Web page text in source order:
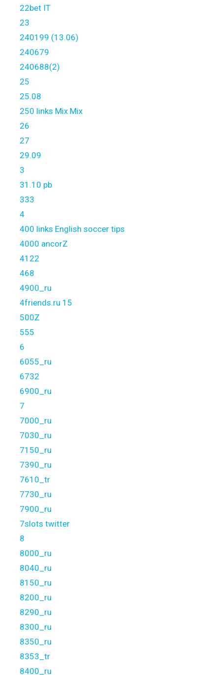
22bet IT
23
240199 (13.06)
240679
240688(2)
25
25.08
250 links Mix Mix
26
27
29.09
3
31.10 pb
333
4
400 links English soccer tips
4000 ancorZ
4122
468
4900_ru
4friends.ru 15
500Z
555
6
6055_ru
6732
6900_ru
7
7000_ru
7030_ru
7150_ru
7390_ru
7610_tr
7730_ru
7900_ru
7slots twitter
8
8000_ru
8040_ru
8150_ru
8200_ru
8290_ru
8300_ru
8350_ru
8353_tr
8400_ru